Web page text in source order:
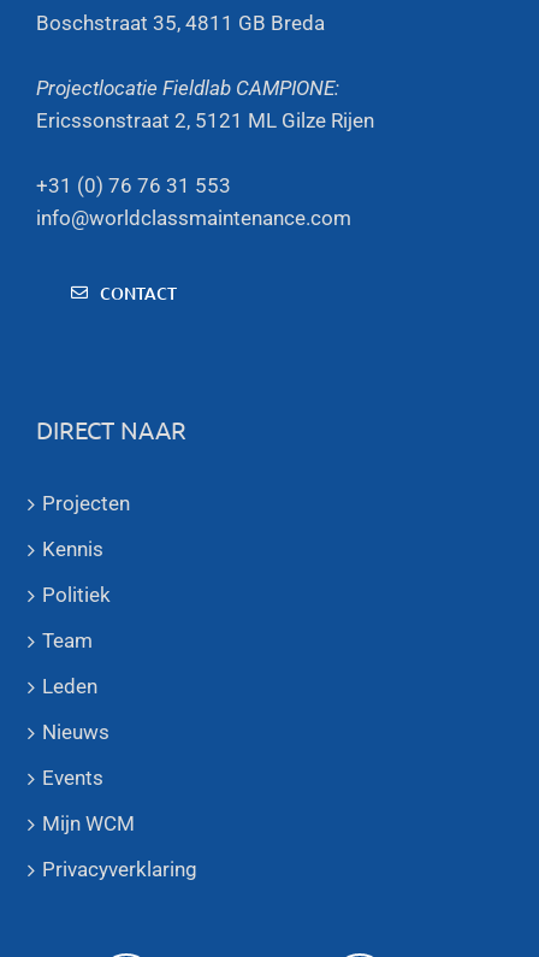
Boschstraat 35, 4811 GB Breda
Projectlocatie Fieldlab CAMPIONE:
Ericssonstraat 2, 5121 ML Gilze Rijen
+31 (0) 76 76 31 553
info@worldclassmaintenance.com
CONTACT
DIRECT NAAR
Projecten
Kennis
Politiek
Team
Leden
Nieuws
Events
Mijn WCM
Privacyverklaring